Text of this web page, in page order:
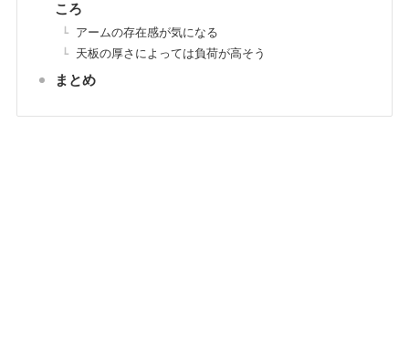
ころ
アームの存在感が気になる
天板の厚さによっては負荷が高そう
まとめ